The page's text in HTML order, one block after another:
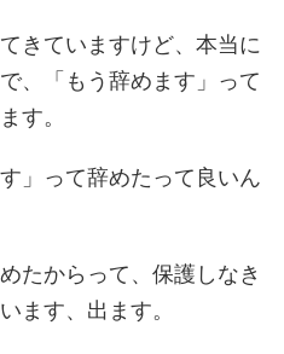
きていますけど、本当に
、「もう辞めます」って
す。
」って辞めたって良いん
たからって、保護しなき
ます、出ます。